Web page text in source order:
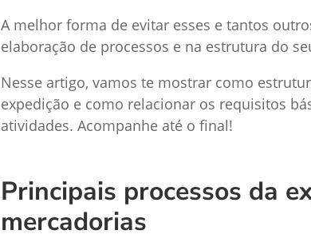
A melhor forma de evitar esses e tantos
elaboração de processos e na estrutura do
Nesse artigo, vamos te mostrar como
expedição e como relacionar os requisitos
atividades. Acompanhe até o final!
Principais processos da
mercadorias